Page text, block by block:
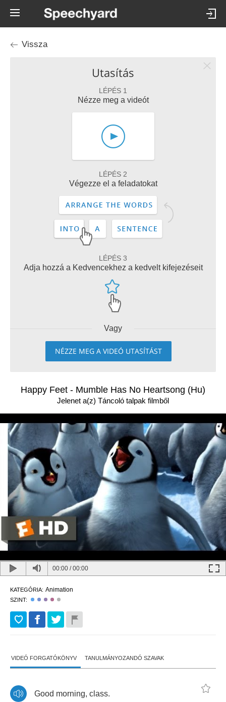
Vissza
Utasítás
LÉPÉS 1
Nézze meg a videót
LÉPÉS 2
Végezze el a feladatokat
LÉPÉS 3
Adja hozzá a Kedvencekhez a kedvelt kifejezéseit
Vagy
NÉZZE MEG A VIDEÓ UTASÍTÁST
Happy Feet - Mumble Has No Heartsong (Hu)
Jelenet a(z) Táncoló talpak filmből
00:00 /00:00
KATEGÓRIA: Animation
SZINT:
VIDEÓ FORGATÓKÖNYV TANULMÁNYOZANDÓ SZAVAK
Good morning, class.